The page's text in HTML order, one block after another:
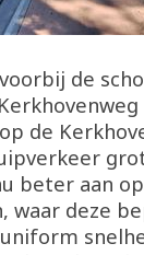
de
de
beter aan
waar deze